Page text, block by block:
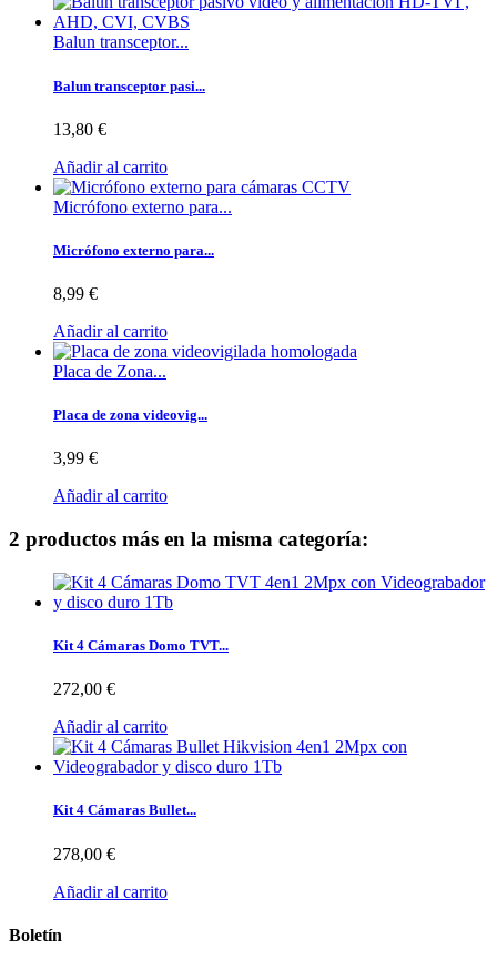
Balun transceptor...
Balun transceptor pasi...
13,80 €
Añadir al carrito
Micrófono externo para...
Micrófono externo para...
8,99 €
Añadir al carrito
Placa de Zona...
Placa de zona videovig...
3,99 €
Añadir al carrito
2 productos más en la misma categoría:
Kit 4 Cámaras Domo TVT...
272,00 €
Añadir al carrito
Kit 4 Cámaras Bullet...
278,00 €
Añadir al carrito
Boletín